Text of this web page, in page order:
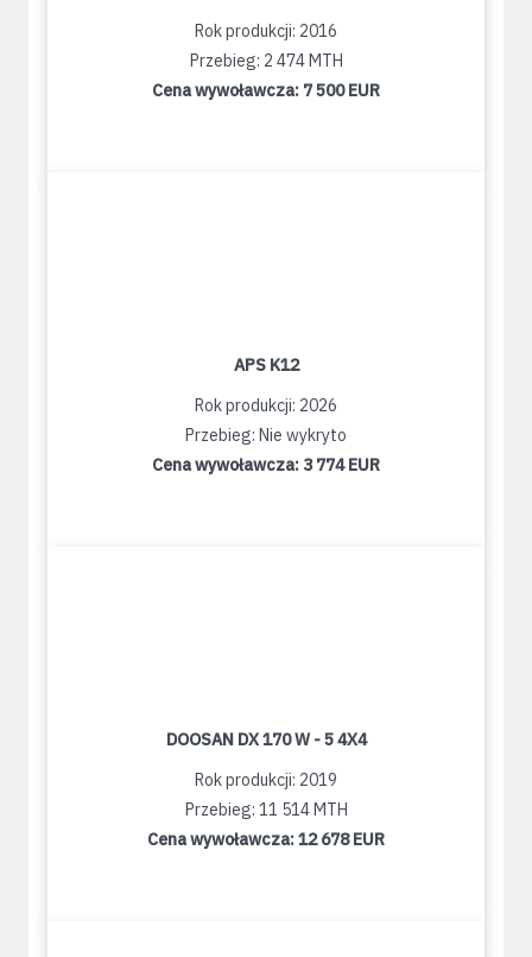
Rok produkcji: 2016
Przebieg: 2 474 MTH
Cena wywoławcza: 7 500 EUR
APS K12
Rok produkcji: 2026
Przebieg: Nie wykryto
Cena wywoławcza: 3 774 EUR
DOOSAN DX 170 W - 5 4X4
Rok produkcji: 2019
Przebieg: 11 514 MTH
Cena wywoławcza:12 678 EUR